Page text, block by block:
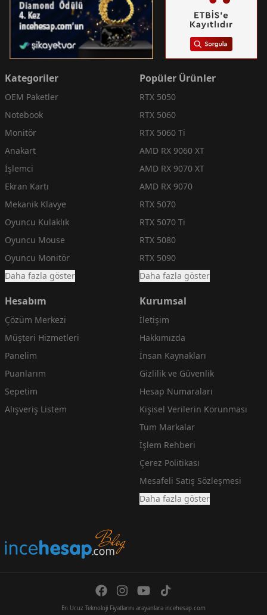
Kategoriler
OEM Paketler
Notebook
Monitör
Anakart
İşlemci
Ekran Kartı
Mekanik Klavye
Oyuncu Kulaklık
Oyuncu Mouse
Oyuncu Monitör
Daha fazla göster
Popüler Ürünler
RTX 5050
RTX 5060
RTX 5060 Ti
AMD RX 9060 XT
AMD RX 9070 XT
AMD RX 9070
RTX 5070
RTX 5070 Ti
RTX 5080
RTX 5090
Daha fazla göster
Hesabım
Çözüm Merkezi
Müşteri Hizmetleri
Panelim
Puanlarım
Sepetim
Alışveriş Listem
Kurumsal
İletişim
Hakkımızda
İnsan Kaynakları
Gizlilik ve Güvenlik
Hesap Numaraları
Kişisel Verilerin Korunması
Tüm Markalar
İşlem Rehberi
Çerez Politikası
Mesafeli Satış Sözleşmesi
Daha fazla göster
En Ucuz Teknoloji Fiyatlarını arayanlara incehesap.com